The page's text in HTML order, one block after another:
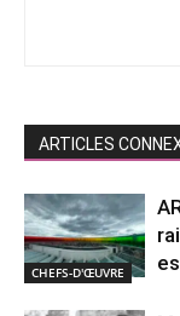
ARTICLES
CHEFS-D'ŒUVRE